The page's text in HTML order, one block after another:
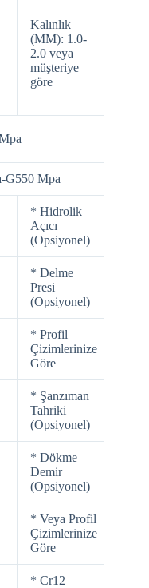
Kalınlık
(MM): 1.0-
2.0 veya
müşteriye
göre
G550 Mpa
* Hidrolik
Açıcı
(Opsiyonel)
* Delme
Presi
(Opsiyonel)
* Profil
Çizimlerinize
Göre
* Şanzıman
Tahriki
(Opsiyonel)
* Dökme
Demir
(Opsiyonel)
* Veya Profil
Çizimlerinize
Göre
* Cr12